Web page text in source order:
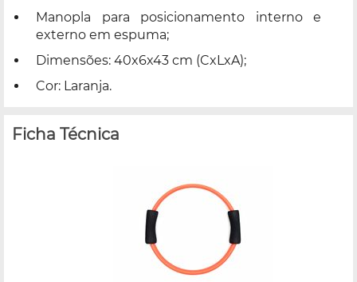
Manopla para posicionamento interno e
externo em espuma;
Dimensões: 40x6x43 cm (CxLxA);
Cor: Laranja.
Ficha Técnica